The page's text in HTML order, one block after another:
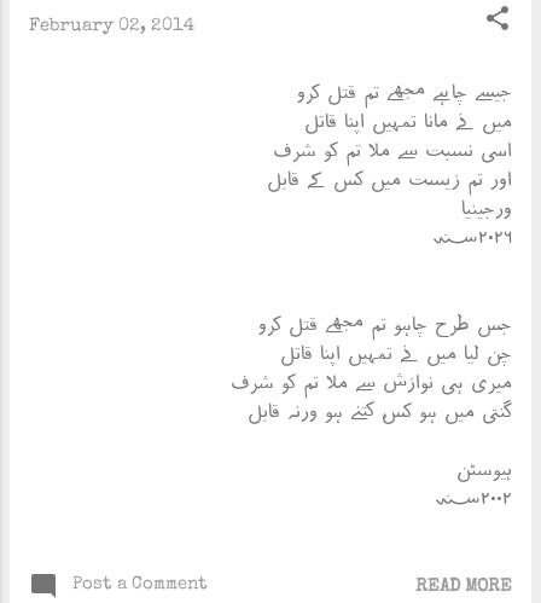
February 02, 2014
جیسے چاہے مجھے تم قتل کرو
میں نے مانا تمہیں اپنا قاتل
اسی نسبت سے ملا تم کو شرف
اور تم زیست میں کس کے قابل
ورجینیا
؁۲۰۲۶
جس طرح چاہو تم مجھے قتل کرو
چن لیا میں نے تمہیں اپنا قاتل
میری ہی نوازش سے ملا تم کو شرف
گنتی میں ہو کس، کتنے ہو ورنہ قابل
ہیوسٹن
؁۲۰۰۲
Post a Comment READ MORE